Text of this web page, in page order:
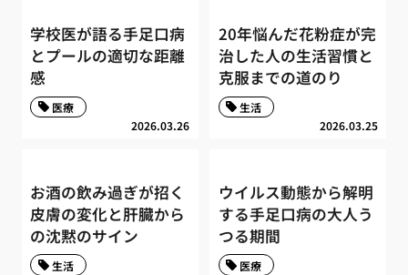
学校医が語る手足口病
とプールの適切な距離
感
2026.03.26
医療
20年悩んだ花粉症が完
治した人の生活習慣と
克服までの道のり
2026.03.25
生活
お酒の飲み過ぎが招く
皮膚の変化と肝臓から
の沈黙のサイン
生活
ウイルス動態から解明
する手足口病の大人う
つる期間
医療